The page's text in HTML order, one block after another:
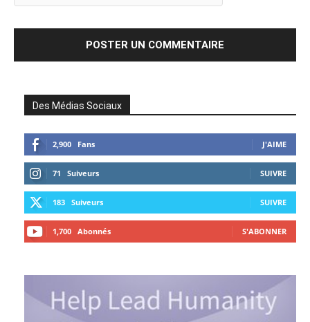
Des Médias Sociaux
2,900 Fans J'AIME
71 Suiveurs SUIVRE
183 Suiveurs SUIVRE
1,700 Abonnés S'ABONNER